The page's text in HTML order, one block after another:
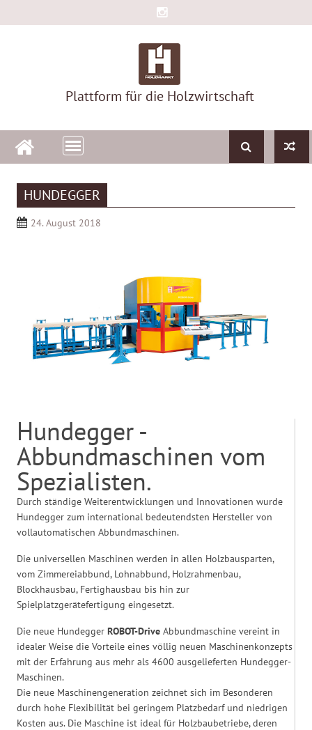
to
Plattform für die Holzwirtschaft
HUNDEGGER
24. August 2018
Hundegger -
Abbundmaschinen vom
Spezialisten.
Durch ständige Weiterentwicklungen und Innovationen wurde
Hundegger zum international bedeutendsten Hersteller von
vollautomatischen Abbundmaschinen.
Die universellen Maschinen werden in allen Holzbausparten,
vom Zimmereiabbund, Lohnabbund, Holzrahmenbau,
Blockhausbau, Fertighausbau bis hin zur
Spielplatzgerätefertigung eingesetzt.
Die neue HundeggerROBOT-DriveAbbundmaschine vereint in
idealer Weise die Vorteile eines völlig neuen Maschinenkonzepts
mit der Erfahrung aus mehr als 4600 ausgelieferten Hundegger-
Maschinen.
Die neue Maschinengeneration zeichnet sich im Besonderen
durch hohe Flexibilität bei geringem Platzbedarf und niedrigen
Kosten aus. Die Maschine ist ideal für Holzbaubetriebe, deren